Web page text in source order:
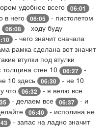
удобнее всего 06:01
-
в него
06:05
- пистолетом
06:08
- ходу буду
- чего значит сначала
рамка сделана вот значит
втулки под втулки
толщина стен 10 06:27
-
10 здесь
06:30
- не 10
что
06:32
- я велю все
- делаем все 06:37
- и
06:40
- исполина не
- запас на ладно значит